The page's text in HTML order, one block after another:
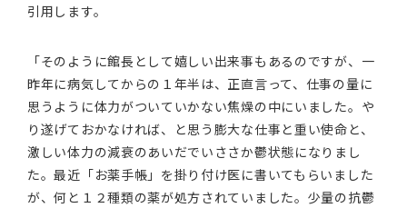
引用します。
「そのように館長として嬉しい出来事もあるのですが、一
昨年に病気してからの１年半は、正直言って、仕事の量に
思うように体力がついていかない焦燥の中にいました。や
り遂げておかなければ、と思う膨大な仕事と重い使命と、
激しい体力の減衰のあいだでいささか鬱状態になりまし
た。最近「お薬手帳」を掛り付け医に書いてもらいました
が、何と１２種類の薬が処方されていました。少量の抗鬱